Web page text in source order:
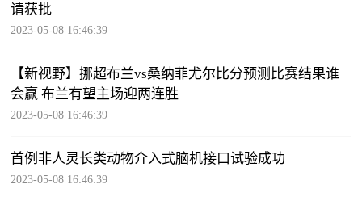
请获批
2023-05-08 16:46:39
【新视野】挪超布兰vs桑纳菲尤尔比分预测比赛结果谁
会赢 布兰有望主场迎两连胜
2023-05-08 16:46:39
首例非人灵长类动物介入式脑机接口试验成功
2023-05-08 16:46:39